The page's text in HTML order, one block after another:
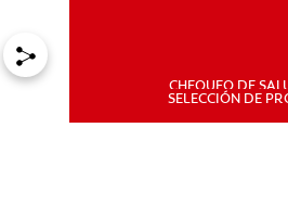
CHEQUEO DE
SELECCIÓN DE